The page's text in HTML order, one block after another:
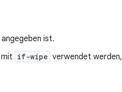
ist.
if-wipe verwendet werden,